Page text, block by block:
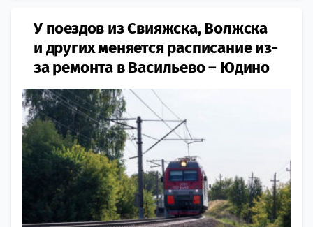
У поездов из Свияжска, Волжска
и других меняется расписание из-
за ремонта в Васильево – Юдино